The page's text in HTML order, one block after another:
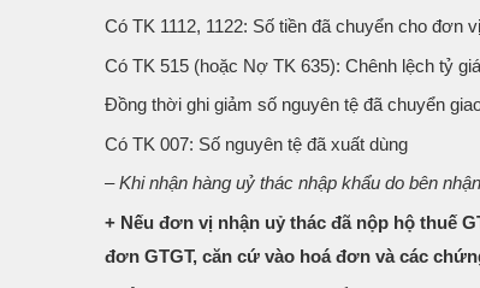
Có TK 1112, 1122: Số tiền đã chuyển cho đơn
Có TK 515 (hoặc Nợ TK 635): Chênh lệch tỷ
Đồng thời ghi giảm số nguyên tệ đã chuyển
Có TK 007: Số nguyên tệ đã xuất dùng
– Khi nhận hàng uỷ thác nhập khẩu do bên
+ Nếu đơn vị nhận uỷ thác đã nộp hộ thuế
đơn GTGT, căn cứ vào hoá đơn và các